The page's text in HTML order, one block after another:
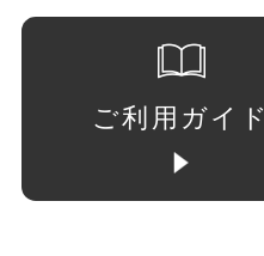
ご利用ガイド